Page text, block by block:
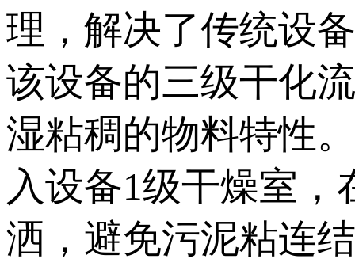
理，解决了传统设
该设备的三级干化
湿粘稠的物料特性
入设备1级干燥室
洒，避免污泥粘连